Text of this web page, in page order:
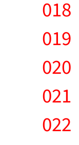
018
019
020
021
022